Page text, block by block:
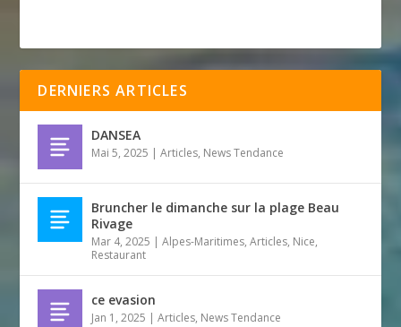
DERNIERS ARTICLES
DANSEA
Mai 5, 2025 |Articles, News Tendance
Bruncher le dimanche sur la plage Beau
Rivage
Mar 4, 2025 |Alpes-Maritimes,Articles, Nice,
Restaurant
ce evasion
Jan 1, 2025 |Articles, News Tendance